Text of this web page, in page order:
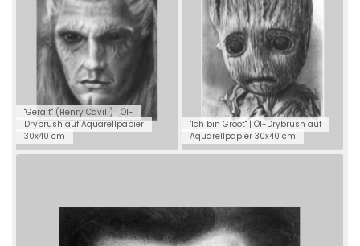
"Geralt" (Henry Cavill) | Öl-
Drybrush auf Aquarellpapier
30x40 cm
"Ich bin Groot" | Öl-Drybrush auf
Aquarellpapier 30x40 cm